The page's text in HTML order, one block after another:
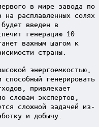
в мире завода по
на расплавленных солях
введен в
генерацию 10
важным шагом к
страны.
энергоемкостью,
генерировать
привлекает
словам экспертов,
сложной задачей из-
и добычу.